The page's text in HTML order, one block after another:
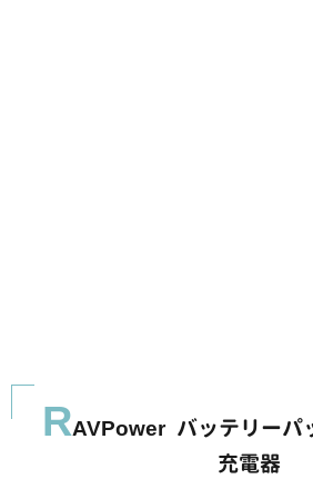
RAVPower バッテリーパ
充電器